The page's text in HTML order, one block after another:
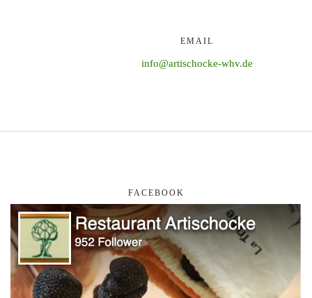
EMAIL
info@artischocke-whv.de
FACEBOOK